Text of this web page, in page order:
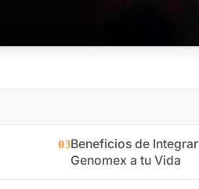
03Beneficios de Integrar
Genomex a tu Vida